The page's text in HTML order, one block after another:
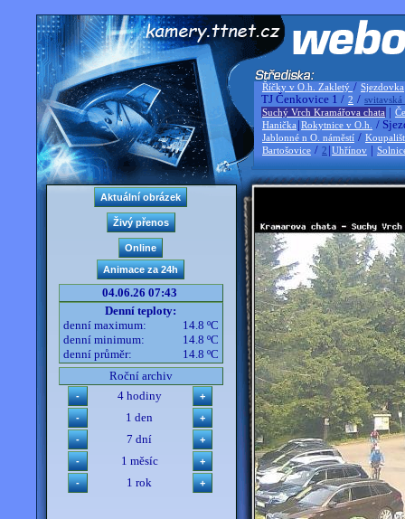
Říčky v O.h. Zakletý / Sjezdovka
TJ Čenkovice 1 / 2 / svitavská
Suchý Vrch Kramářova chata |
Hanička |Rokytnice v O.h. /
Jablonné n O. náměstí /
Bartošovice / 2 |Uhřínov |
04.06.26 07:43
Denní teploty:
denní maximum:
14.8 ºC
denní minimum:
14.8 ºC
denní průměr:
14.8 ºC
Roční archiv
4 hodiny
1 den
7 dní
1 měsíc
1 rok